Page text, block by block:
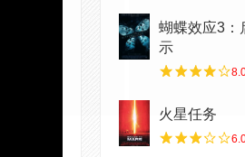
蝴蝶效应3：
示
火星任务